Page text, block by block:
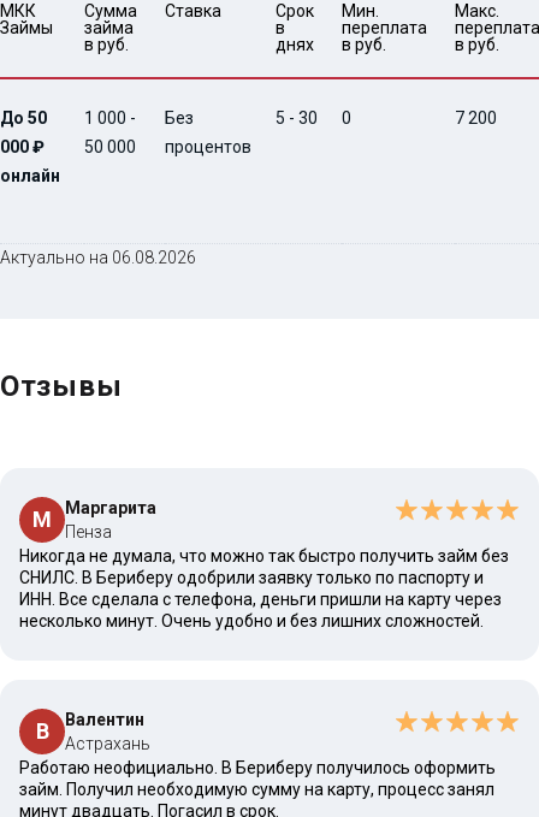
МКК
Займы
Сумма
займа
в руб.
Ставка
Срок
в
днях
Мин.
переплата
в руб.
Макс.
переплата
в руб.
До 50
000 ₽
онлайн
1 000 -
50 000
Без
процентов
5 - 30 0 7 200
Актуально на 06.08.2026
Отзывы
М
Маргарита
Пенза
Никогда не думала, что можно так быстро получить займ без
СНИЛС. В Бериберу одобрили заявку только по паспорту и
ИНН. Все сделала с телефона, деньги пришли на карту через
несколько минут. Очень удобно и без лишних сложностей.
В
Валентин
Астрахань
Работаю неофициально. В Бериберу получилось оформить
займ. Получил необходимую сумму на карту, процесс занял
минут двадцать. Погасил в срок.